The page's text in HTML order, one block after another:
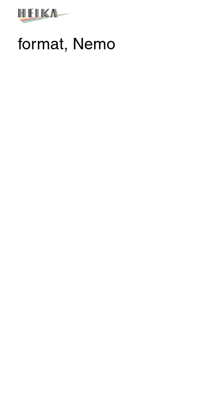
format, Nemo